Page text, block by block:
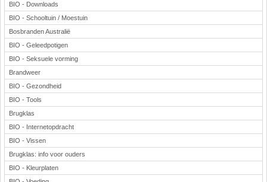
BIO - Downloads
BIO - Schooltuin / Moestuin
Bosbranden Australië
BIO - Geleedpotigen
BIO - Seksuele vorming
Brandweer
BIO - Gezondheid
BIO - Tools
Brugklas
BIO - Internetopdracht
BIO - Vissen
Brugklas: info voor ouders
BIO - Kleurplaten